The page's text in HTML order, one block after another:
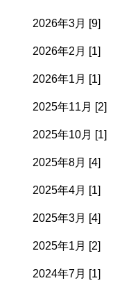
2026年3月 [9]
2026年2月 [1]
2026年1月 [1]
2025年11月 [2]
2025年10月 [1]
2025年8月 [4]
2025年4月 [1]
2025年3月 [4]
2025年1月 [2]
2024年7月 [1]